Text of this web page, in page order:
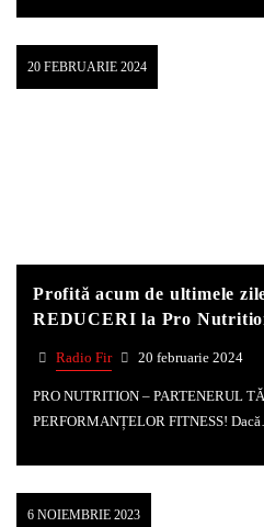
20 FEBRUARIE 2024
Profită acum de ultimele
REDUCERI la Pro
Radio Fir 20 februarie 2024
PRO NUTRITION – PARTENERUL
PERFORMANȚELOR FITNESS!
6 NOIEMBRIE 2023